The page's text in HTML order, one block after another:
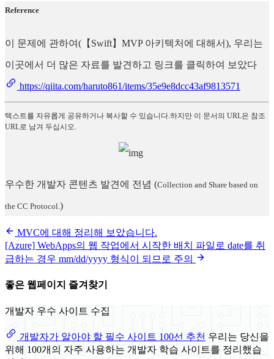
Reference
이 문제에 관하여(【Swift】MVP 아키텍처에 대해서), 우리는
이곳에서 더 많은 자료를 발견하고 링크를 클릭하여 보았다
https://qiita.com/haruto861/items/35e9e8dcc43af9813571
텍스트를 자유롭게 공유하거나 복사할 수 있습니다.하지만 이 문서의 URL은 참조
URL로 남겨 두십시오.
우수한 개발자 콘텐츠 발견에 전념 (Collection and Share based on
the CC Protocol.)
MVC에 대해 정리해 보았습니다.
[Azure] WebApps의 웹 작업에서 시작한 배치 파일로 date를 취
급하는 경우 mm/dd/yyyy 형식이 되므로 주의
좋은 웹페이지 즐겨찾기
개발자 우수 사이트 수집
개발자가 알아야 할 필수 사이트 100선 추천 우리는 당신을
위해 100개의 자주 사용하는 개발자 학습 사이트를 정리했습